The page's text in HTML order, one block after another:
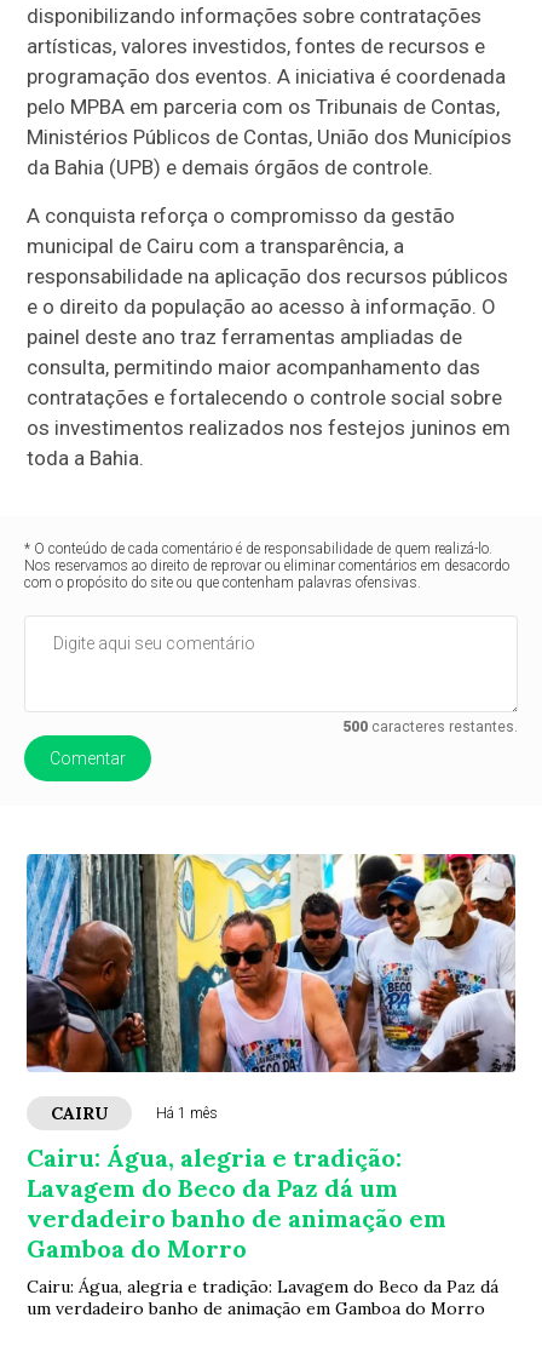
disponibilizando informações sobre contratações
artísticas, valores investidos, fontes de recursos e
programação dos eventos. A iniciativa é coordenada
pelo MPBA em parceria com os Tribunais de Contas,
Ministérios Públicos de Contas, União dos Municípios
da Bahia (UPB) e demais órgãos de controle.
A conquista reforça o compromisso da gestão
municipal de Cairu com a transparência, a
responsabilidade na aplicação dos recursos públicos
e o direito da população ao acesso à informação. O
painel deste ano traz ferramentas ampliadas de
consulta, permitindo maior acompanhamento das
contratações e fortalecendo o controle social sobre
os investimentos realizados nos festejos juninos em
toda a Bahia.
* O conteúdo de cada comentário é de responsabilidade de quem realizá-lo.
Nos reservamos ao direito de reprovar ou eliminar comentários em desacordo
com o propósito do site ou que contenham palavras ofensivas.
500caracteres restantes.
Comentar
CAIRU Há 1 mês
Cairu: Água, alegria e tradição:
Lavagem do Beco da Paz dá um
verdadeiro banho de animação em
Gamboa do Morro
Cairu: Água, alegria e tradição: Lavagem do Beco da Paz dá
um verdadeiro banho de animação em Gamboa do Morro